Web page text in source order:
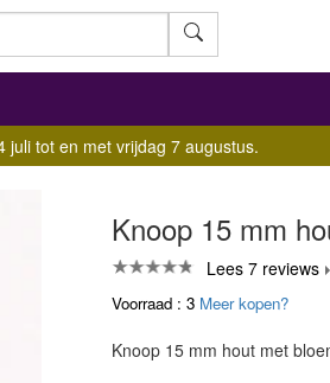
juli tot en met vrijdag 7 augustus.
Knoop 15 mm
Lees 7 reviews
Voorraad : 3 Meer kopen?
Knoop 15 mm hout met